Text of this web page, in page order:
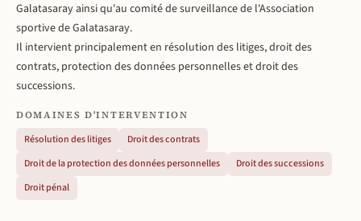
Galatasaray ainsi qu'au comité de surveillance de l'Association
sportive de Galatasaray.
Il intervient principalement en résolution des litiges, droit des
contrats, protection des données personnelles et droit des
successions.
DOMAINES D'INTERVENTION
Résolution des litiges
Droit des contrats
Droit de la protection des données personnelles
Droit des successions
Droit pénal